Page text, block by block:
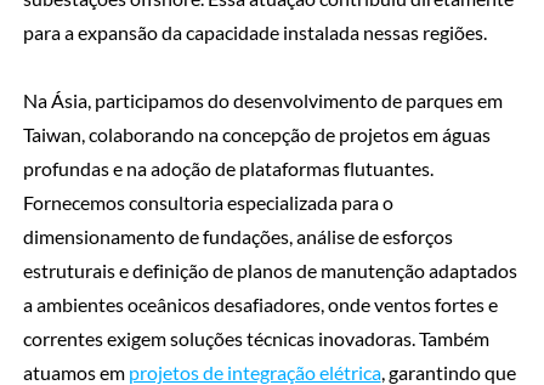
para a expansão da capacidade instalada nessas regiões.
Na Ásia, participamos do desenvolvimento de parques em
Taiwan, colaborando na concepção de projetos em águas
profundas e na adoção de plataformas flutuantes.
Fornecemos consultoria especializada para o
dimensionamento de fundações, análise de esforços
estruturais e definição de planos de manutenção adaptados
a ambientes oceânicos desafiadores, onde ventos fortes e
correntes exigem soluções técnicas inovadoras. Também
atuamos em projetos de integração elétrica, garantindo que